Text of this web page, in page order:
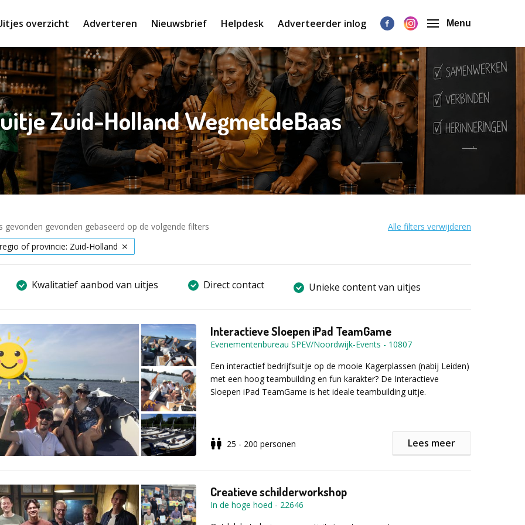
overzicht Adverteren Nieuwsbrief Helpdesk Adverteerder inlog Menu
Zuid-Holland WegmetdeBaas
gevonden gevonden gebaseerd op de volgende filters
Alle filters verwijderen
of provincie: Zuid-Holland
Kwalitatief aanbod van uitjes Direct contact Unieke content van uitjes
Interactieve Sloepen iPad TeamGame
Evenementenbureau SPEV/Noordwijk-Events - 10807
Een interactief bedrijfsuitje op de mooie Kagerplassen (nabij Leiden)
met een hoog teambuilding en fun karakter? De Interactieve
Sloepen iPad TeamGame is het ideale teambuilding uitje.
met 4G internet, de strijd aan op het water. Ieder team bepaalt
Het uiteindelijke doel van deze Interactieve Sloepen iPad
TeamGame is uiteraard het scoren van zoveel mogelijk punten. Via
25 - 200 personen Lees meer
Creatieve schilderworkshop
In de hoge hoed - 22646